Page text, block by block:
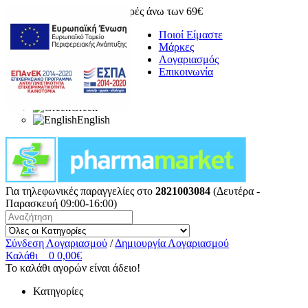
Δωρεάν μεταφορικά για αγορές άνω των 69€
Ποιοί Είμαστε
Μάρκες
Λογαριασμός
Επικοινωνία
Greek
English
Για τηλεφωνικές παραγγελίες στο 2821003084 (Δευτέρα -
Παρασκευή 09:00-16:00)
Σύνδεση Λογαριασμού / Δημιουργία Λογαριασμού
Καλάθι
0 0,00€
Το καλάθι αγορών είναι άδειο!
Κατηγορίες